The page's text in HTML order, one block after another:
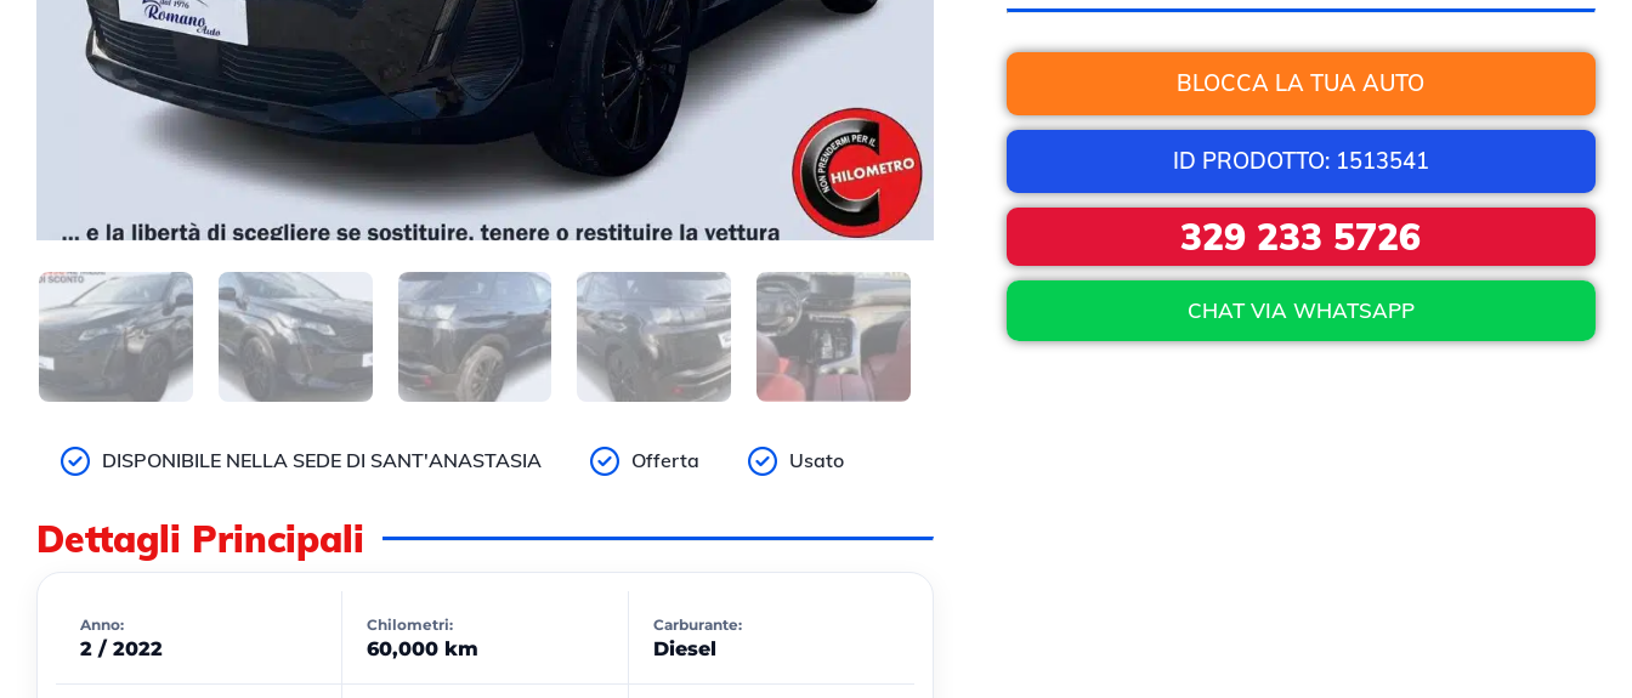
DISPONIBILE NELLA SEDE DI SANT'ANASTASIA Offerta Usato
Dettagli Principali
Anno:
2 / 2022
Chilometri:
60,000 km
Carburante:
Diesel
BLOCCA LA TUA AUTO
ID PRODOTTO: 1513541
329 233 5726
CHAT VIA WHATSAPP